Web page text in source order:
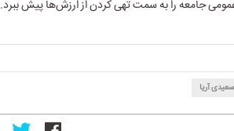
جامعه را به سمت تهی کردن از ارزش‌ها پیش ببرد.
آریا